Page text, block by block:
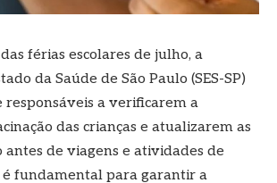
férias escolares de julho, a
da Saúde de São Paulo (SES-SP)
responsáveis a verificarem a
das crianças e atualizarem as
antes de viagens e atividades de
é fundamental para garantir a